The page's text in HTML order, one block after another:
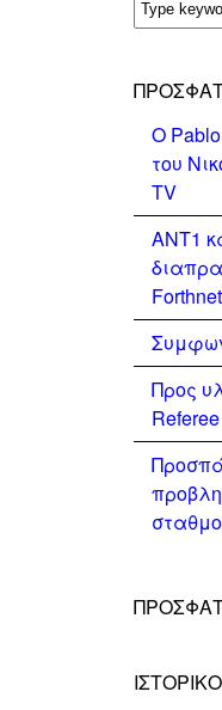
Ο
του
TV
ΑΝΤ1
Forthnet
Προς
Referee
ΙΣΤΟΡΙΚΌ